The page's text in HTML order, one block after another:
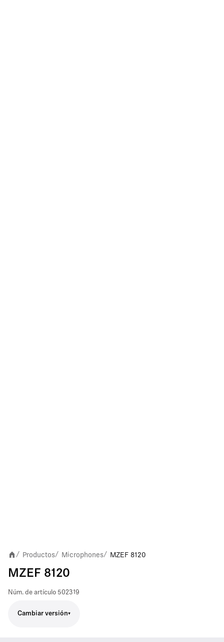
/ Productos/ Microphones/ MZEF 8120
MZEF 8120
Núm. de artículo 502319
Cambiar versión